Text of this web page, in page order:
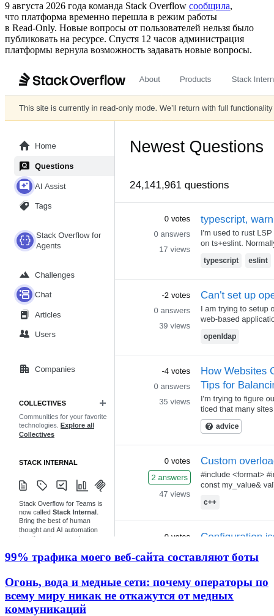
9 августа 2026 года команда Stack Overflow сообщила,
что платформа временно перешла в режим работы
в Read‑Only. Новые вопросы от пользователей нельзя было
публиковать на ресурсе. Спустя 12 часов администрация
платформы вернула возможность задавать новые вопросы.
99% трафика моего веб‑сайта составляют боты
Огонь, вода и медные сети: почему операторы по
всему миру никак не откажутся от медных
коммуникаций